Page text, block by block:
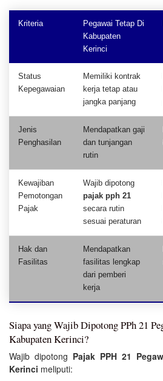
Kriteria
Pegawai Tetap Di
Kabupaten
Kerinci
Status
Kepegawaian
Memiliki kontrak
kerja tetap atau
jangka panjang
Jenis
Penghasilan
Mendapatkan gaji
dan tunjangan
rutin
Kewajiban
Pemotongan
Pajak
Wajib dipotong
pajak pph 21
secara rutin
sesuai peraturan
Hak dan
Fasilitas
Mendapatkan
fasilitas lengkap
dari pemberi
kerja
Siapa yang Wajib Dipotong PPh 21
Kabupaten Kerinci?
Wajib dipotong Pajak PPH 21
Kerinci meliputi: